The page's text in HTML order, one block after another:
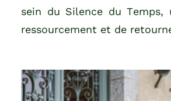
sein du Silence du Temps,
ressourcement et de